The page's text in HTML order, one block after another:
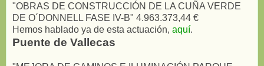
"OBRAS DE CONSTRUCCIÓN DE LA CUÑA VERDE
DE O´DONNELL FASE IV-B" 4.963.373,44 €
Hemos hablado ya de esta actuación, aquí.
Puente de Vallecas